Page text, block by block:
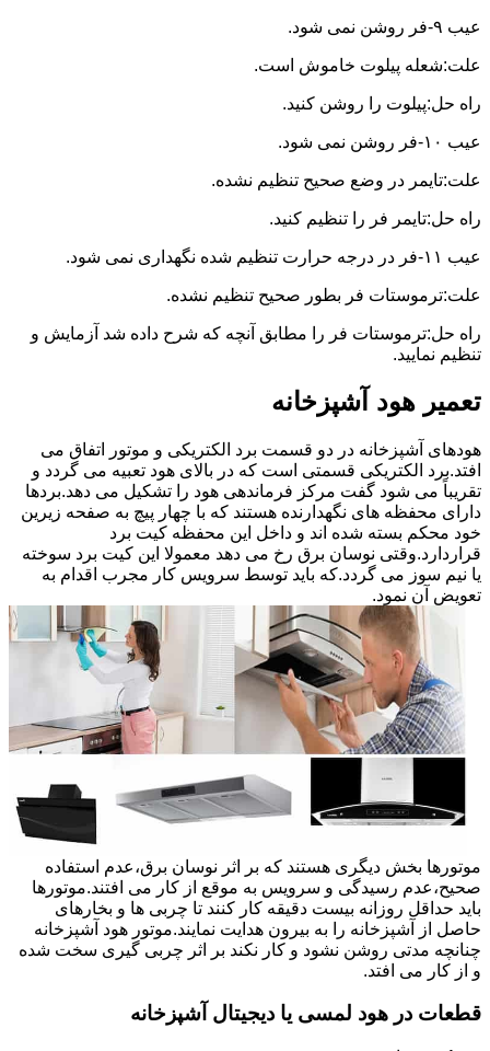
عیب ۹-فر روشن نمی شود.
علت:شعله پیلوت خاموش است.
راه حل:پیلوت را روشن کنید.
عیب ۱۰-فر روشن نمی شود.
علت:تایمر در وضع صحیح تنظیم نشده.
راه حل:تایمر فر را تنظیم کنید.
عیب ۱۱-فر در درجه حرارت تنظیم شده نگهداری نمی شود.
علت:ترموستات فر بطور صحیح تنظیم نشده.
راه حل:ترموستات فر را مطابق آنچه که شرح داده شد آزمایش و
تنظیم نمایید.
تعمیر هود آشپزخانه
هودهای آشپزخانه در دو قسمت برد الکتریکی و موتور اتفاق می
افتد.برد الکتریکی قسمتی است که در بالای هود تعبیه می گردد و
تقریباً می شود گفت مرکز فرماندهی هود را تشکیل می دهد.بردها
دارای محفظه های نگهدارنده هستند که با چهار پیچ به صفحه زیرین
خود محکم بسته شده اند و داخل این محفظه کیت برد
قراردارد.وقتی نوسان برق رخ می دهد معمولا این کیت برد سوخته
یا نیم سوز می گردد.که باید توسط سرویس کار مجرب اقدام به
تعویض آن نمود.
موتورها بخش دیگری هستند که بر اثر نوسان برق،عدم استفاده
صحیح،عدم رسیدگی و سرویس به موقع از کار می افتند.موتورها
باید حداقل روزانه بیست دقیقه کار کنند تا چربی ها و بخارهای
حاصل از آشپزخانه را به بیرون هدایت نمایند.موتور هود آشپزخانه
چنانچه مدتی روشن نشود و کار نکند بر اثر چربی گیری سخت شده
و از کار می افتد.
قطعات در هود لمسی یا دیجیتال آشپزخانه